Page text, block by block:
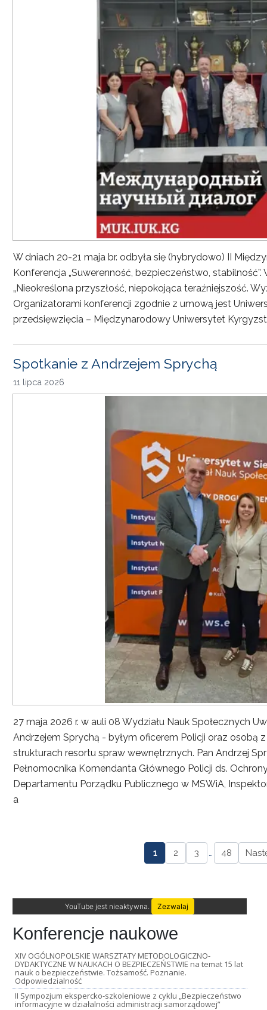
W dniach 20-21 maja br. odbyła się (hybrydowo) II
Konferencja „Suwerenność, bezpieczeństwo,
„Nieokreślona przyszłość, niepokojąca teraźniejszość.
Organizatorami konferencji zgodnie z umową jest
przedsięwzięcia – Międzynarodowy Uniwersytet
Spotkanie z Andrzejem Sprychą
11 lipca 2026
27 maja 2026 r. w auli 08 Wydziału Nauk Społecznych
Andrzejem Sprychą - byłym oficerem Policji oraz osobą
strukturach resortu spraw wewnętrznych. Pan Andrzej
Pełnomocnika Komendanta Głównego Policji ds.
Departamentu Porządku Publicznego w MSWiA,
a
1 2 3 … 48
YouTube jest nieaktywna. Zezwalaj
Konferencje naukowe
XIV OGÓLNOPOLSKIE WARSZTATY METODOLOGICZNO-
DYDAKTYCZNE W NAUKACH O BEZPIECZEŃSTWIE na temat 15 lat
nauk o bezpieczeństwie. Tożsamość. Poznanie.
Odpowiedzialność
II Sympozjum ekspercko-szkoleniowe z cyklu „Bezpieczeństwo
informacyjne w działalności administracji samorządowej”